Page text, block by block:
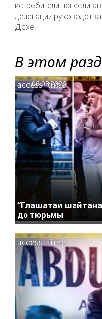
истребители нанесли
делегации
Дохе.
В этом
“Глашатаи
до тюрьмы
access_time
06.08.2026
access_time